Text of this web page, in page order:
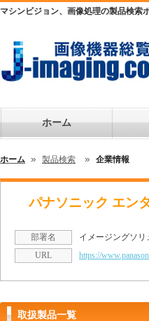
マシンビジョン、画像処理の製品検索
ホーム
ホーム 製品検索 企業情報
パナソニック エン
部署名
イメージングソ
URL
https://
取扱製品一覧